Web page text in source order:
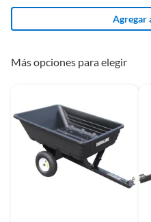
Condición
Modelo
Capacidad
Incluye
Agregar
Más opciones para elegir